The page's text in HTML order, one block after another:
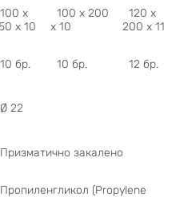
100 x
x 10
100 x 200
x 10
120 x
200 x 11
10 бр. 10 бр. 12 бр.
Ø 22
Призматично закалено
Пропиленгликол (Propylene